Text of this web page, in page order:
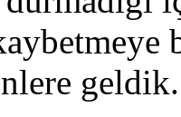
geldik.